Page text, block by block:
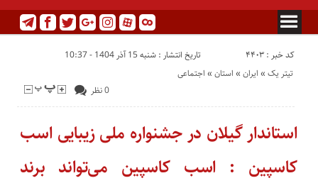
کد خبر : 4403 تاریخ انتشار : شنبه 15 آذر 1404 - 10:37
اجتماعی «استان «ایران «تیتر یک
استاندار گیلان در جشنواره ملی زیبایی اسب
کاسپین : اسب کاسپین می‌تواند برند